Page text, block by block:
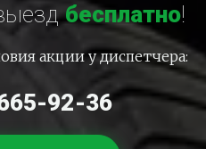
бесплатно!
акции у диспетчера:
92-36